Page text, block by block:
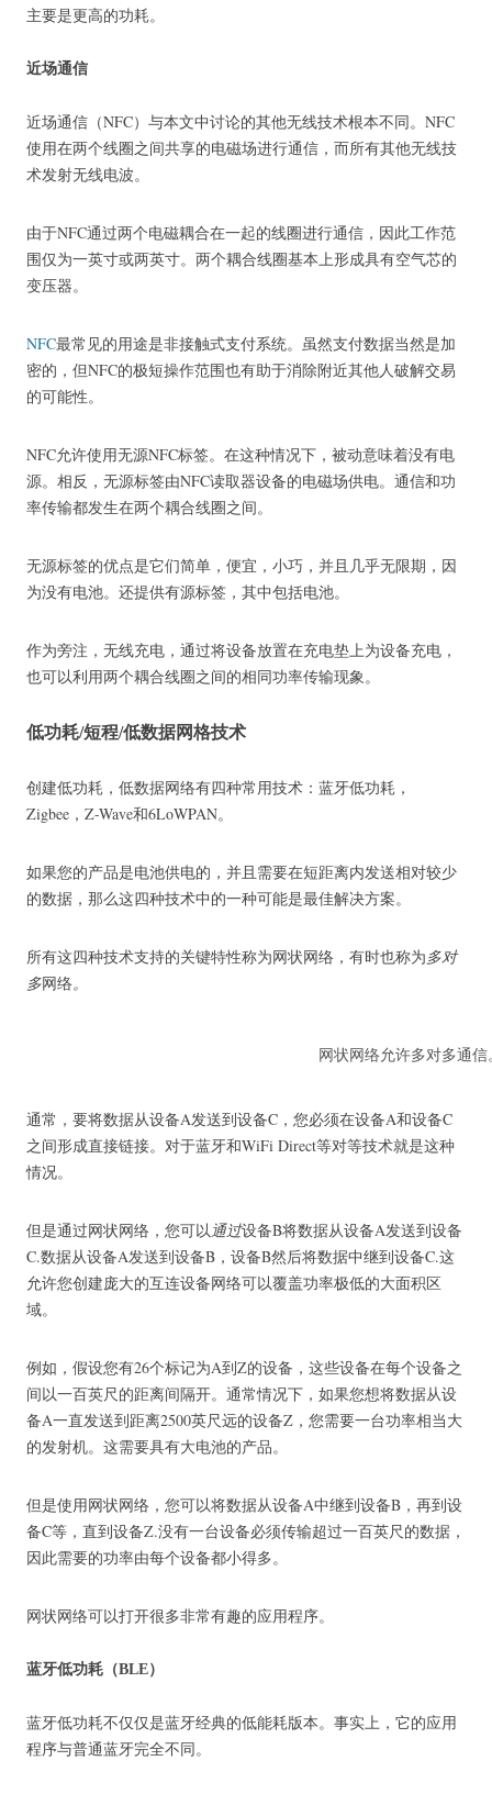
主要是更高的功耗。
近场通信
近场通信（NFC）与本文中讨论的其他无线技术根本不同。 NFC
使用在两个线圈之间共享的电磁场进行通信，而所有其他无线技
术发射无线电波。
由于NFC通过两个电磁耦合在一起的线圈进行通信，因此工作范
围仅为一英寸或两英寸。 两个耦合线圈基本上形成具有空气芯的
变压器。
NFC最常见的用途是非接触式支付系统。 虽然支付数据当然是加
密的，但NFC的极短操作范围也有助于消除附近其他人破解交易
的可能性。
NFC允许使用无源NFC标签。 在这种情况下，被动意味着没有电
源。 相反，无源标签由NFC读取器设备的电磁场供电。 通信和功
率传输都发生在两个耦合线圈之间。
无源标签的优点是它们简单，便宜，小巧，并且几乎无限期，因
为没有电池。 还提供有源标签，其中包括电池。
作为旁注，无线充电，通过将设备放置在充电垫上为设备充电，
也可以利用两个耦合线圈之间的相同功率传输现象。
低功耗/短程/低数据网格技术
创建低功耗，低数据网络有四种常用技术：蓝牙低功耗，
Zigbee，Z-Wave和6LoWPAN。
如果您的产品是电池供电的，并且需要在短距离内发送相对较少
的数据，那么这四种技术中的一种可能是最佳解决方案。
所有这四种技术支持的关键特性称为网状网络，有时也称为多对
多网络。
网状网络允许多对多通信
通常，要将数据从设备A发送到设备C，您必须在设备A和设备C
之间形成直接链接。对于蓝牙和WiFi Direct等对等技术就是这种
情况。
但是通过网状网络，您可以通过设备B将数据从设备A发送到设备
C.数据从设备A发送到设备B，设备B然后将数据中继到设备C.这
允许您创建庞大的互连设备网络可以覆盖功率极低的大面积区
域。
例如，假设您有26个标记为A到Z的设备，这些设备在每个设备之
间以一百英尺的距离间隔开。 通常情况下，如果您想将数据从设
备A一直发送到距离2500英尺远的设备Z，您需要一台功率相当大
的发射机。 这需要具有大电池的产品。
但是使用网状网络，您可以将数据从设备A中继到设备B，再到设
备C等，直到设备Z.没有一台设备必须传输超过一百英尺的数据，
因此需要的功率由每个设备都小得多。
网状网络可以打开很多非常有趣的应用程序。
蓝牙低功耗（BLE）
蓝牙低功耗不仅仅是蓝牙经典的低能耗版本。 事实上，它的应用
程序与普通蓝牙完全不同。